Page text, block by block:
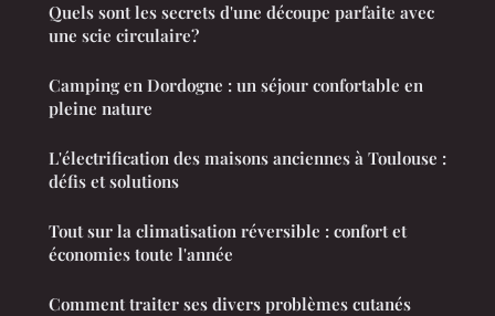
Quels sont les secrets d'une découpe parfaite avec
une scie circulaire?
Camping en Dordogne : un séjour confortable en
pleine nature
L'électrification des maisons anciennes à Toulouse :
défis et solutions
Tout sur la climatisation réversible : confort et
économies toute l'année
Comment traiter ses divers problèmes cutanés